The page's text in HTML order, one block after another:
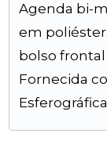
Agenda bi-
em
bolso frontal
Fornecida